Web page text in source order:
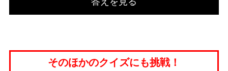
そのほかのクイズにも挑戦！